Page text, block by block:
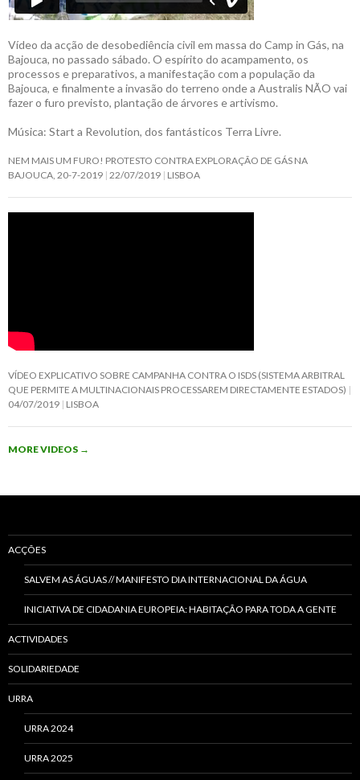
Vídeo da acção de desobediência civil em massa do Camp in Gás, na
Bajouca, no passado sábado. O espírito do acampamento, os
processos e preparativos, a manifestação com a população da
Bajouca, e finalmente a invasão do terreno onde a Australis NÃO vai
fazer o furo previsto, plantação de árvores e artivismo.
Música: Start a Revolution, dos fantásticos Terra Livre.
NEM MAIS UM FURO! PROTESTO CONTRA EXPLORAÇÃO DE GÁS NA
BAJOUCA, 20-7-2019 22/07/2019 LISBOA
VÍDEO EXPLICATIVO SOBRE CAMPANHA CONTRA O ISDS (SISTEMA ARBITRAL
QUE PERMITE A MULTINACIONAIS PROCESSAREM DIRECTAMENTE ESTADOS)
04/07/2019 LISBOA
MORE VIDEOS →
ACÇÕES
SALVEM AS ÁGUAS // MANIFESTO DIA INTERNACIONAL DA ÁGUA
INICIATIVA DE CIDADANIA EUROPEIA: HABITAÇÃO PARA TODA A GENTE
ACTIVIDADES
SOLIDARIEDADE
URRA
URRA 2024
URRA 2025